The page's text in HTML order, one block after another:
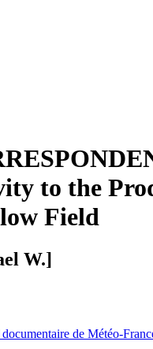
to the
Field
W.]
de Météo-